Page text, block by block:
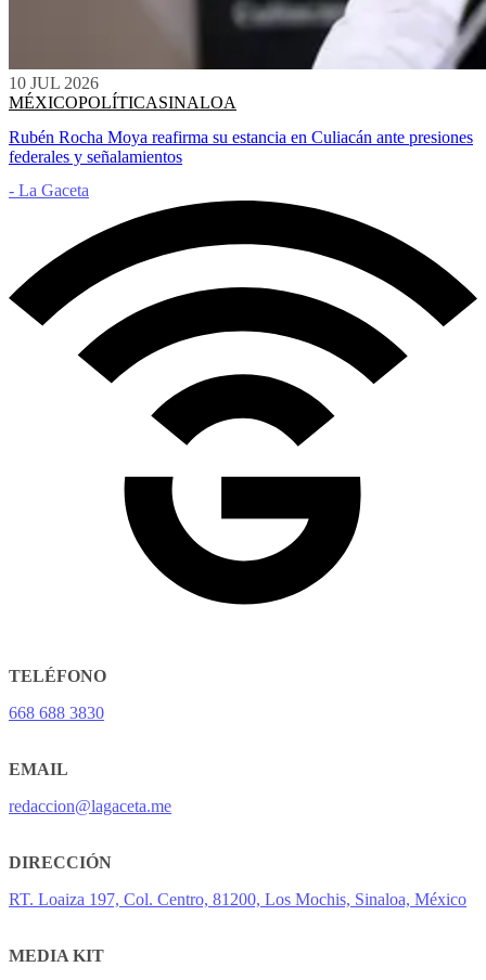
10 JUL 2026
MÉXICOPOLÍTICASINALOA
Rubén Rocha Moya reafirma su estancia en Culiacán ante presiones
federales y señalamientos
- La Gaceta
TELÉFONO
668 688 3830
EMAIL
redaccion@lagaceta.me
DIRECCIÓN
RT. Loaiza 197, Col. Centro, 81200, Los Mochis, Sinaloa, México
MEDIA KIT